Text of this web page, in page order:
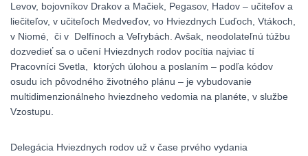
Levov, bojovníkov Drakov a Mačiek, Pegasov, Hadov – učiteľov a
liečiteľov, v učiteľoch Medveďov, vo Hviezdnych Ľuďoch, Vtákoch,
v Niomé, či v Delfínoch a Veľrybách. Avšak, neodolateľnú túžbu
dozvedieť sa o učení Hviezdnych rodov pocítia najviac tí
Pracovníci Svetla, ktorých úlohou a poslaním – podľa kódov
osudu ich pôvodného životného plánu – je vybudovanie
multidimenzionálneho hviezdneho vedomia na planéte, v službe
Vzostupu.
Delegácia Hviezdnych rodov už v čase prvého vydania